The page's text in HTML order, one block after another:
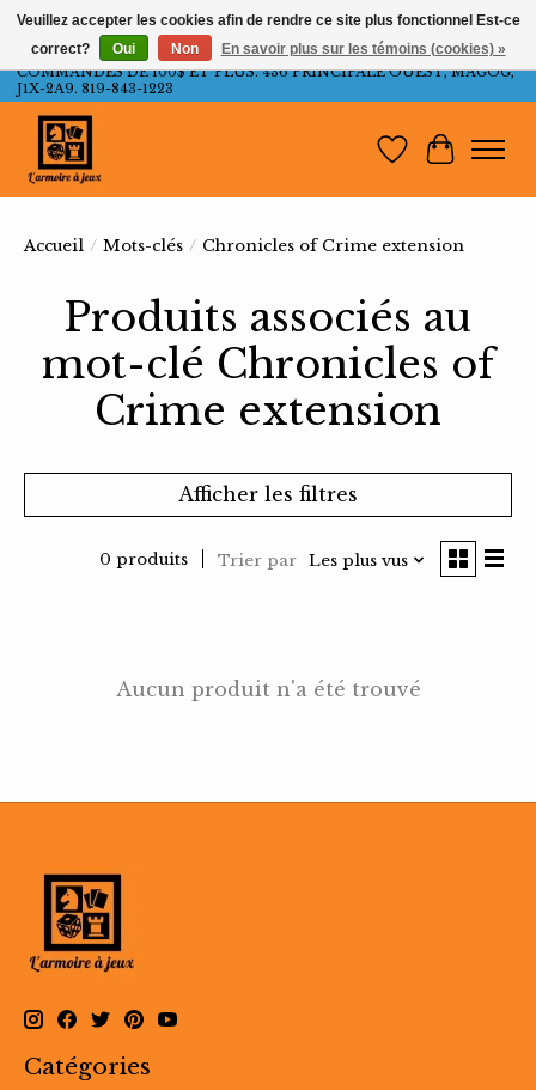
LIVRAISON GRATUITE AU QUÉBEC ET ONTARIO POUR LES
COMMANDES DE 100$ ET PLUS. 436 PRINCIPALE OUEST, MAGOG,
J1X-2A9. 819-843-1223
Liste dePanier
Accueil / Mots-clés / Chronicles of Crime extension
Produits associés au
mot-clé Chronicles of
Crime extension
Afficher les filtres
0 produits Trier par Les plus vus
Aucun produit n'a été trouvé
Catégories
Veuillez accepter les cookies afin de rendre ce site plus fonctionnel Est-ce
correct?
Oui Non En savoir plus sur les témoins (cookies) »